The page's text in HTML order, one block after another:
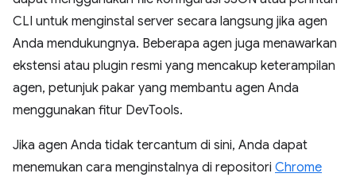
CLI untuk menginstal server secara langsung jika agen
Anda mendukungnya. Beberapa agen juga menawarkan
ekstensi atau plugin resmi yang mencakup keterampilan
agen, petunjuk pakar yang membantu agen Anda
menggunakan fitur DevTools.
Jika agen Anda tidak tercantum di sini, Anda dapat
menemukan cara menginstalnya di repositori Chrome